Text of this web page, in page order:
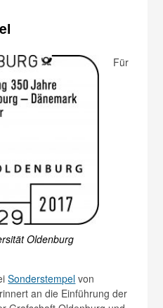
Oldenburg
Für
Sonderstempel von
an die Einführung der